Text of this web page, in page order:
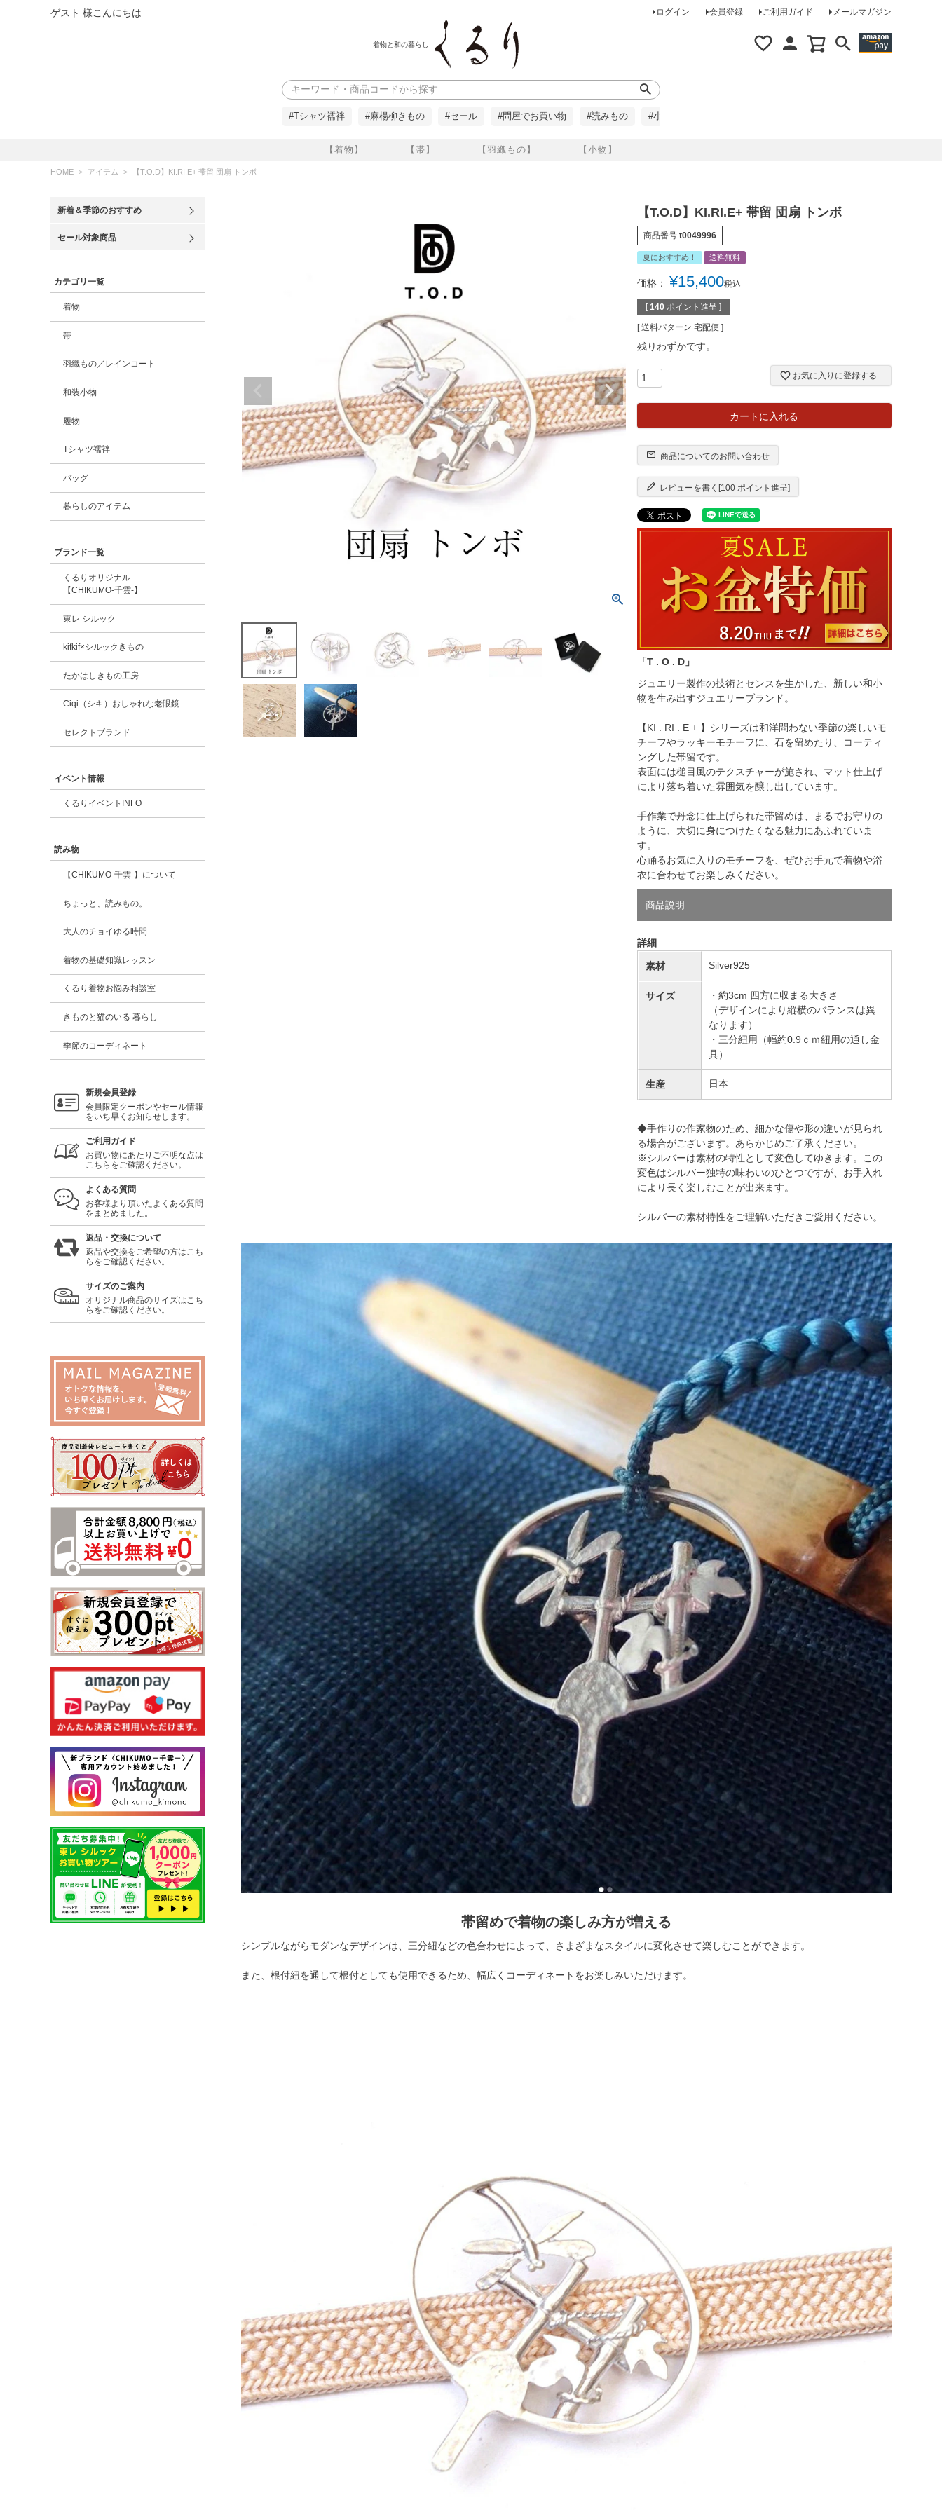
ゲスト 様こんにちは ログイン 会員登録 ご利用ガイド メールマガジン
着物と和の暮らし
【着物】 【帯】 【羽織もの】 【小物】
検索
#Tシャツ襦袢 #麻楊柳きもの #セール #問屋でお買い物 #読みもの #小柄な方に
HOME アイテム 【T.O.D】KI.RI.E+ 帯留 団扇 トンボ
新着＆季節のおすすめ
セール対象商品
カテゴリ一覧
着物
帯
羽織もの／レインコート
和装小物
履物
Tシャツ襦袢
バッグ
暮らしのアイテム
ブランド一覧
くるりオリジナル
【CHIKUMO-千雲-】
東レ シルック
kifkif×シルックきもの
たかはしきもの工房
Ciqi（シキ）おしゃれな老眼鏡
セレクトブランド
イベント情報
くるりイベントINFO
読み物
【CHIKUMO-千雲-】について
ちょっと、読みもの。
大人のチョイゆる時間
着物の基礎知識レッスン
くるり着物お悩み相談室
きものと猫のいる 暮らし
季節のコーディネート
新規会員登録
会員限定クーポンやセール情報
をいち早くお知らせします。
ご利用ガイド
お買い物にあたりご不明な点は
こちらをご確認ください。
よくある質問
お客様より頂いたよくある質問
をまとめました。
返品・交換について
返品や交換をご希望の方はこち
らをご確認ください。
サイズのご案内
オリジナル商品のサイズはこち
らをご確認ください。
【T.O.D】KI.RI.E+ 帯留 団扇 トンボ
商品番号 t0049996
夏におすすめ！ 送料無料
価格： ¥15,400税込
[ 140 ポイント進呈 ]
送料パターン 宅配便
残りわずかです。
お気に入りに登録する
カートに入れる
商品についてのお問い合わせ
レビューを書く[100 ポイント進呈]
「T . O . D」
ジュエリー製作の技術とセンスを生かした、新しい和小
物を生み出すジュエリーブランド。
【KI . RI . E + 】シリーズは和洋問わない季節の楽しいモ
チーフやラッキーモチーフに、石を留めたり、コーティ
ングした帯留です。
表面には槌目風のテクスチャーが施され、マット仕上げ
により落ち着いた雰囲気を醸し出しています。
手作業で丹念に仕上げられた帯留めは、まるでお守りの
ように、大切に身につけたくなる魅力にあふれていま
す。
心踊るお気に入りのモチーフを、ぜひお手元で着物や浴
衣に合わせてお楽しみください。
商品説明
詳細
素材 Silver925
サイズ
・約3cm 四方に収まる大きさ
（デザインにより縦横のバランスは異
なります）
・三分紐用（幅約0.9ｃｍ紐用の通し金
具）
生産 日本
◆手作りの作家物のため、細かな傷や形の違いが見られ
る場合がございます。あらかじめご了承ください。
※シルバーは素材の特性として変色してゆきます。この
変色はシルバー独特の味わいのひとつですが、お手入れ
により長く楽しむことが出来ます。
シルバーの素材特性をご理解いただきご愛用ください。
帯留めで着物の楽しみ方が増える
シンプルながらモダンなデザインは、三分紐などの色合わせによって、さまざまなスタイルに変化させて楽しむことができます。
また、根付紐を通して根付としても使用できるため、幅広くコーディネートをお楽しみいただけます。